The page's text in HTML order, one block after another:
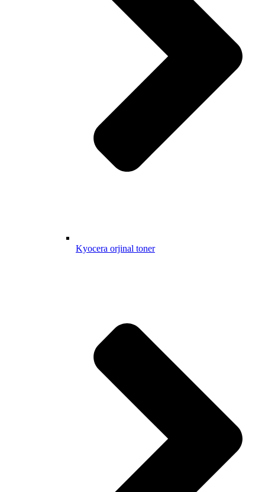
Kyocera orjinal toner